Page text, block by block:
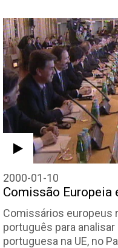
2000-01-10
Comissão Europeia
Comissários europeus
português para
portuguesa na UE, no